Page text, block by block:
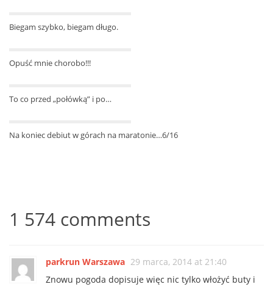
Biegam szybko, biegam długo.
Opuść mnie chorobo!!!
To co przed „połówką” i po…
Na koniec debiut w górach na maratonie…6/16
1 574 comments
parkrun Warszawa 29 marca, 2014 at 21:40
Znowu pogoda dopisuje więc nic tylko włożyć buty i